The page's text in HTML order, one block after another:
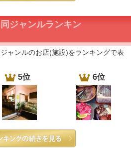
ジャンルランキン
ャンルのお店(施設)をランキングで表
5位 6位